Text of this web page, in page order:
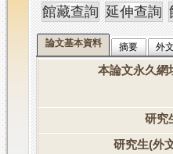
論文基本資料 摘要 外
本論文永久網
研究
研究生(外